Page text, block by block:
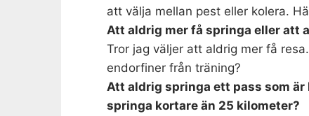
att välja mellan pest eller kolera.
Att aldrig mer få springa eller att
Tror jag väljer att aldrig mer få
endorfiner från träning?
Att aldrig springa ett pass som
springa kortare än 25 kilometer?